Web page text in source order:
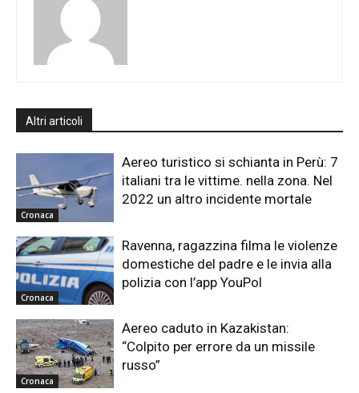
Altri articoli
Cronaca
Aereo turistico si schianta in Perù: 7
italiani tra le vittime. nella zona. Nel
2022 un altro incidente mortale
Cronaca
Ravenna, ragazzina filma le violenze
domestiche del padre e le invia alla
polizia con l’app YouPol
Cronaca
Aereo caduto in Kazakistan:
“Colpito per errore da un missile
russo”